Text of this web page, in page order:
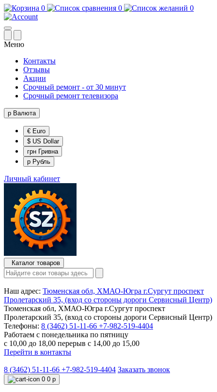
0 0 0
Меню
Контакты
Отзывы
Акции
Срочный ремонт - от 30 минут
Срочный ремонт телевизора
р Валюта
€ Euro
$ US Dollar
грн Гривна
р Рубль
Личный кабинет
Каталог товаров
Наш адрес: Тюменская обл, ХМАО-Югра г.Сургут проспект
Пролетарский 35, (вход со стороны дороги Сервисный Центр)
Тюменская обл, ХМАО-Югра г.Сургут проспект
Пролетарский 35, (вход со стороны дороги Сервисный Центр)
Телефоны: 8 (3462) 51-11-66 +7-982-519-4404
Работаем с понедельника по пятницу
с 10,00 до 18,00 перерыв с 14,00 до 15,00
Перейти в контакты
8 (3462) 51-11-66 +7-982-519-4404 Заказать звонок
0 0 р